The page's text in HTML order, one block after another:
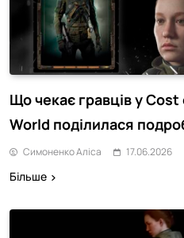
Що чекає гравців у
World поділилася
Симоненко Аліса 17.06.2026
Більше